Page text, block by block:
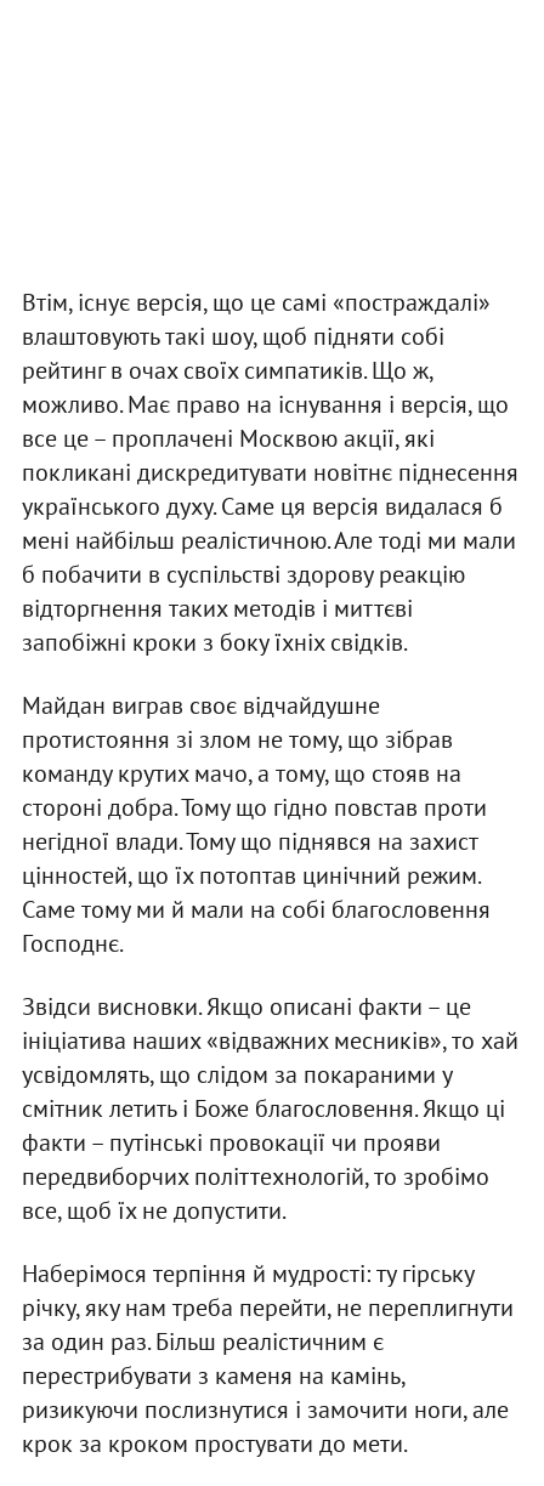
Втім, існує версія, що це самі «постраждалі»
влаштовують такі шоу, щоб підняти собі
рейтинг в очах своїх симпатиків. Що ж,
можливо. Має право на існування і версія, що
все це – проплачені Москвою акції, які
покликані дискредитувати новітнє піднесення
українського духу. Саме ця версія видалася б
мені найбільш реалістичною. Але тоді ми мали
б побачити в суспільстві здорову реакцію
відторгнення таких методів і миттєві
запобіжні кроки з боку їхніх свідків.
Майдан виграв своє відчайдушне
протистояння зі злом не тому, що зібрав
команду крутих мачо, а тому, що стояв на
стороні добра. Тому що гідно повстав проти
негідної влади. Тому що піднявся на захист
цінностей, що їх потоптав цинічний режим.
Саме тому ми й мали на собі благословення
Господнє.
Звідси висновки. Якщо описані факти – це
ініціатива наших «відважних месників», то хай
усвідомлять, що слідом за покараними у
смітник летить і Боже благословення. Якщо ці
факти – путінські провокації чи прояви
передвиборчих політтехнологій, то зробімо
все, щоб їх не допустити.
Наберімося терпіння й мудрості: ту гірську
річку, яку нам треба перейти, не переплигнути
за один раз. Більш реалістичним є
перестрибувати з каменя на камінь,
ризикуючи послизнутися і замочити ноги, але
крок за кроком простувати до мети.